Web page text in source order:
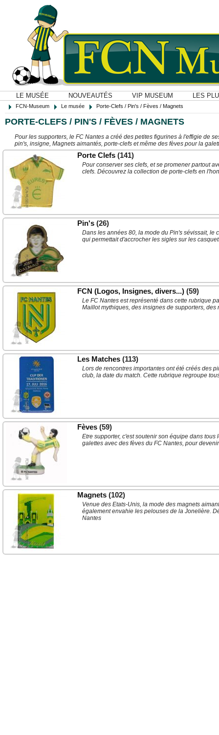
LE MUSÉE NOUVEAUTÉS VIP MUSEUM LES
FCN-Museum Le musée Porte-Clefs / Pin's / Fèves / Magnets
PORTE-CLEFS / PIN'S / FÈVES / MAGNETS
Pour les supporters, le FC Nantes a créé des petites figurines à l'effigie de
pin's, insigne, Magnets aimantés, porte-clefs et même des fèves pour la
Porte Clefs (141)
Pour conserver ses clefs, et se promener partout
clefs. Découvrez la collection de porte-clefs en
Pin's (26)
Dans les années 80, la mode du Pin's sévissait, le
qui permettait d'accrocher les sigles sur les
FCN (Logos, Insignes, divers...) (59)
Le FC Nantes est représenté dans cette rubrique
Maillot mythiques, des insignes de supporters, des
Les Matches (113)
Lors de rencontres importantes ont été créés des
club, la date du match. Cette rubrique regroupe
Fèves (59)
Etre supporter, c'est soutenir son équipe dans
galettes avec des fèves du FC Nantes, pour
Magnets (102)
Venue des Etats-Unis, la mode des magnets
également envahie les pelouses de la Jonelière.
Nantes